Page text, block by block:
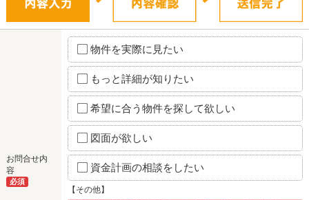
お問合せ内
容
必須
物件を実際に見たい
もっと詳細が知りたい
希望に合う物件を探して欲しい
図面が欲しい
資金計画の相談をしたい
【その他】